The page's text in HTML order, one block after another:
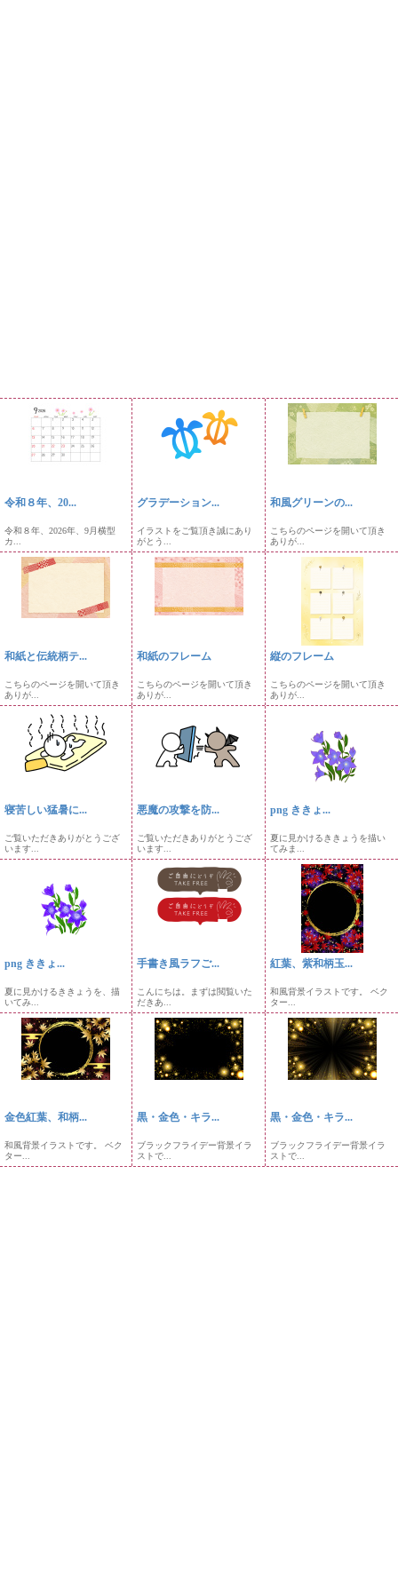
令和８年、20...
令和８年、2026年、9月横型
カ...
グラデーション...
イラストをご覧頂き誠にあり
がとう...
和風グリーンの...
こちらのページを開いて頂き
ありが...
和紙と伝統柄テ...
こちらのページを開いて頂き
ありが...
和紙のフレーム
こちらのページを開いて頂き
ありが...
縦のフレーム
こちらのページを開いて頂き
ありが...
寝苦しい猛暑に...
ご覧いただきありがとうござ
います...
悪魔の攻撃を防...
ご覧いただきありがとうござ
います...
png ききょ...
夏に見かけるききょうを描い
てみま...
png ききょ...
夏に見かけるききょうを、描
いてみ...
手書き風ラフご...
こんにちは。まずは閲覧いた
だきあ...
紅葉、紫和柄玉...
和風背景イラストです。 ベク
ター...
金色紅葉、和柄...
和風背景イラストです。 ベク
ター...
黒・金色・キラ...
ブラックフライデー背景イラ
ストで...
黒・金色・キラ...
ブラックフライデー背景イラ
ストで...